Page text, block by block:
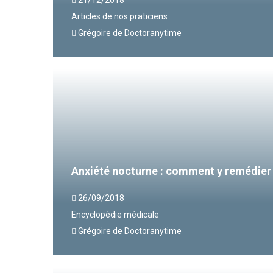
Articles de nos praticiens
Grégoire de Doctoranytime
Anxiété nocturne : comment y remédier
26/09/2018
Encyclopédie médicale
Grégoire de Doctoranytime